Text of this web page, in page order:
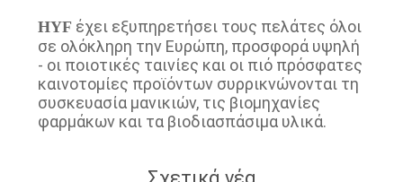
HYF έχει εξυπηρετήσει τους πελάτες όλοι
σε ολόκληρη την Ευρώπη, προσφορά υψηλή
- οι ποιοτικές ταινίες και οι πιό πρόσφατες
καινοτομίες προϊόντων συρρικνώνονται τη
συσκευασία μανικιών, τις βιομηχανίες
φαρμάκων και τα βιοδιασπάσιμα υλικά.